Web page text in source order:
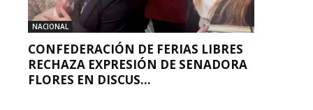
NACIONAL
CONFEDERACIÓN DE FERIAS LIBRES
RECHAZA EXPRESIÓN DE SENADORA
FLORES EN DISCUS...